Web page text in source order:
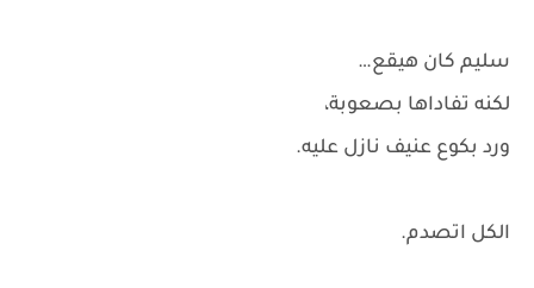
سليم كان هيقع…
لكنه تفاداها بصعوبة،
ورد بكوع عنيف نازل عليه.
الكل اتصدم.